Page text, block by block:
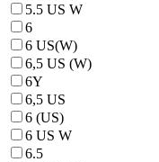
5.5 US W
6
6 US(W)
6,5 US (W)
6Y
6,5 US
6 (US)
6 US W
6.5